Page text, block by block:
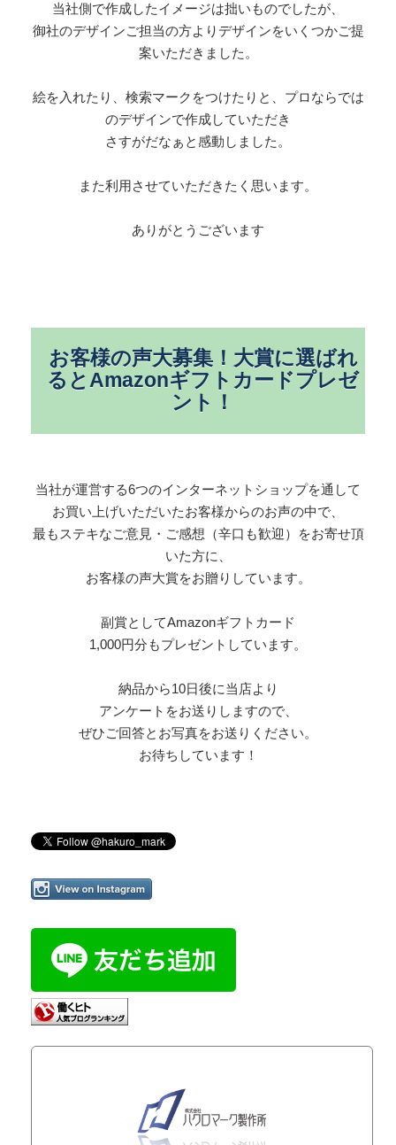
当社側で作成したイメージは拙いものでしたが、
御社のデザインご担当の方よりデザインをいくつかご提
案いただきました。
絵を入れたり、検索マークをつけたりと、プロならでは
のデザインで作成していただき
さすがだなぁと感動しました。
また利用させていただきたく思います。
ありがとうございます
お客様の声大募集！大賞に選ばれ
るとAmazonギフトカードプレゼ
ント！
当社が運営する6つのインターネットショップを通して
お買い上げいただいたお客様からのお声の中で、
最もステキなご意見・ご感想（辛口も歓迎）をお寄せ頂
いた方に、
お客様の声大賞をお贈りしています。
副賞としてAmazonギフトカード
1,000円分もプレゼントしています。
納品から10日後に当店より
アンケートをお送りしますので、
ぜひご回答とお写真をお送りください。
お待ちしています！